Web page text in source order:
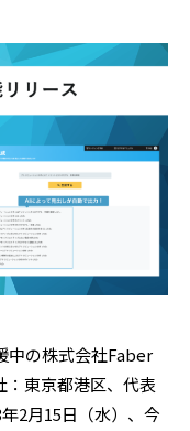
中の株式会社Faber
東京都港区、代表
2月15日（水）、今